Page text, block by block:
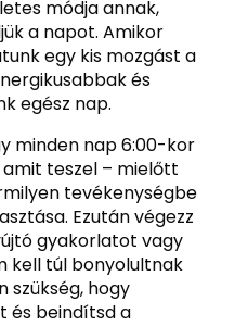
módja annak,
a napot. Amikor
egy kis mozgást a
és
egész nap.
minden nap 6:00-kor
amit teszel – mielőtt
tevékenységbe
Ezután végezz
gyakorlatot vagy
kell túl bonyolultnak
szükség, hogy
és beindítsd a